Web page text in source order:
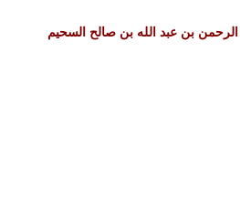
بن عبد الله بن صالح السحيم